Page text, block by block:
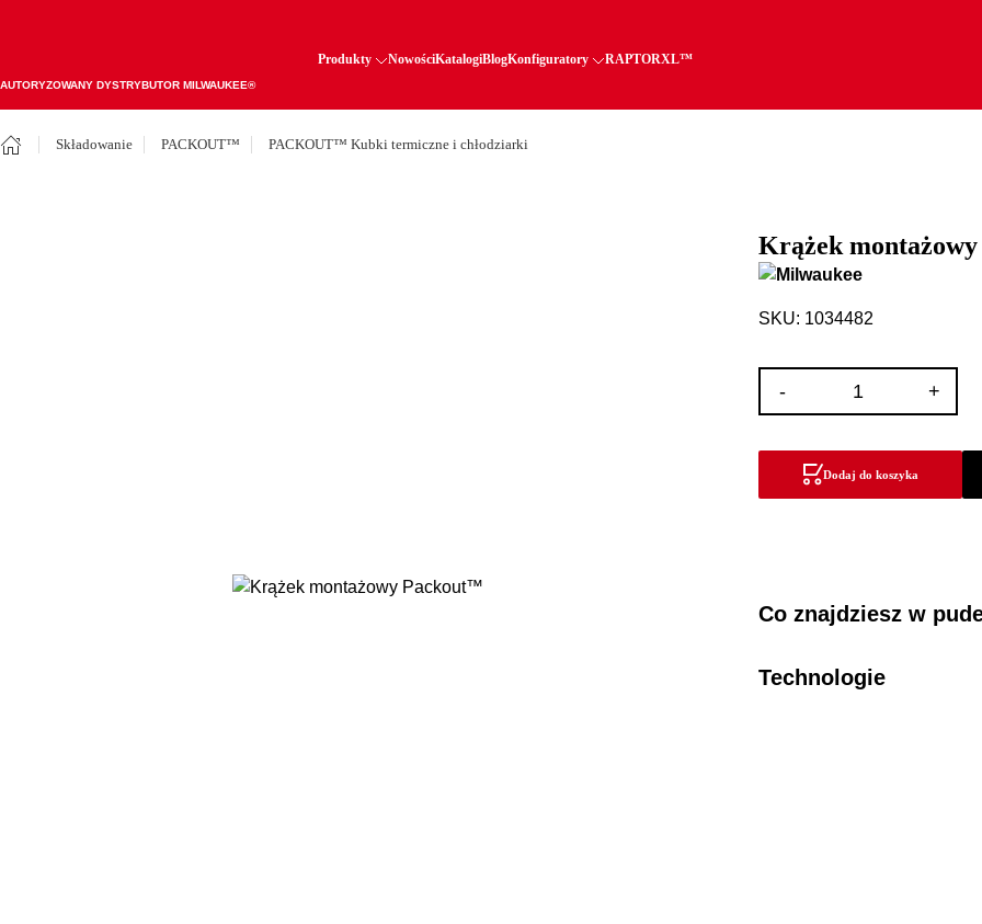
AUTORYZOWANY DYSTRYBUTOR MILWAUKEE®
Produkty NowościKatalogiBlogKonfiguratory RAPTORXL™
Składowanie PACKOUT™ PACKOUT™ Kubki termiczne i chłodziarki
Krążek
SKU: 1034482
-
Packout™
+
Dodaj do koszyka
Co znajdziesz w
Technologie